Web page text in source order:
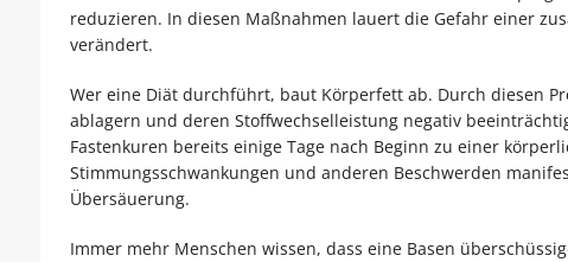
reduzieren. In diesen Maßnahmen lauert die Gefahr einer
verändert.
Wer eine Diät durchführt, baut Körperfett ab. Durch diesen
ablagern und deren Stoffwechselleistung negativ
Fastenkuren bereits einige Tage nach Beginn zu einer
Stimmungsschwankungen und anderen Beschwerden
Übersäuerung.
Immer mehr Menschen wissen, dass eine Basen